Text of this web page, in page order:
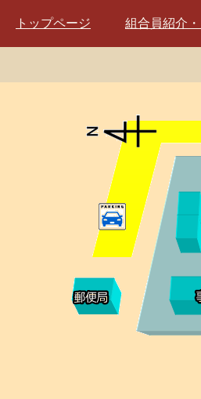
トップページ 組合員紹介